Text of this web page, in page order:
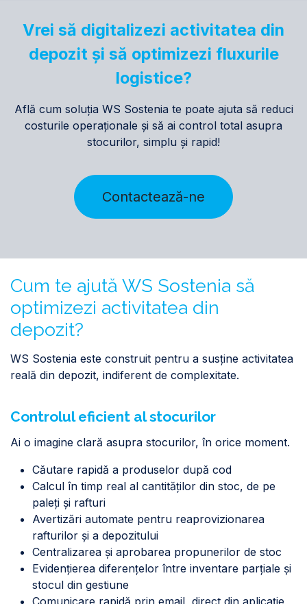
Vrei să digitalizezi activitatea din
depozit și să optimizezi fluxurile
logistice?
Află cum soluția WS Sostenia te poate ajuta să reduci
costurile operaționale și să ai control total asupra
stocurilor, simplu și rapid!
Contactează-ne
Cum te ajută WS Sostenia să
optimizezi activitatea din
depozit?
WS Sostenia este construit pentru a susține activitatea
reală din depozit, indiferent de complexitate.
Controlul eficient al stocurilor
Ai o imagine clară asupra stocurilor, în orice moment.
Căutare rapidă a produselor după cod
Calcul în timp real al cantităților din stoc, de pe
paleți și rafturi
Avertizări automate pentru reaprovizionarea
rafturilor și a depozitului
Centralizarea și aprobarea propunerilor de stoc
Evidențierea diferențelor între inventare parțiale și
stocul din gestiune
Comunicare rapidă prin email, direct din aplicație